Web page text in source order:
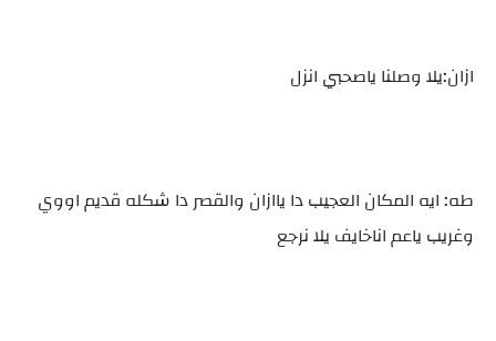
ازان:يلا وصلنا ياصحبي انزل
طه: ايه المكان العجيب دا ياازان والقصر دا شكله قديم اووي
وغريب ياعم اناخايف يلا نرجع